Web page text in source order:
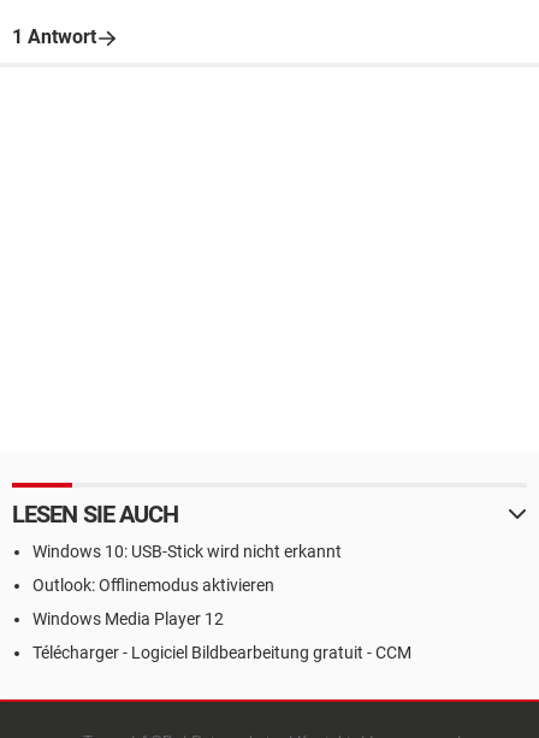
1 Antwort
LESEN SIE AUCH
Windows 10: USB-Stick wird nicht erkannt
Outlook: Offlinemodus aktivieren
Windows Media Player 12
Télécharger - Logiciel Bildbearbeitung gratuit - CCM